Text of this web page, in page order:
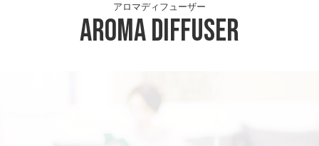
Aroma Diffuser
アロマディフューザー